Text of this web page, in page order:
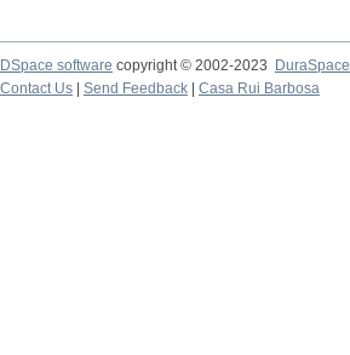
DSpace software copyright © 2002-2023
DuraSpace
Contact Us
Send Feedback Casa Rui Barbosa